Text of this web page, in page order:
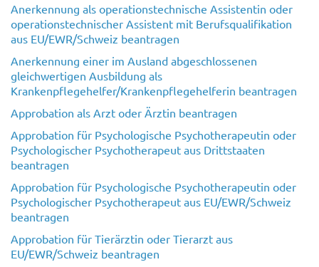
Anerkennung als operationstechnische Assistentin oder
operationstechnischer Assistent mit Berufsqualifikation
aus EU/EWR/Schweiz beantragen
Anerkennung einer im Ausland abgeschlossenen
gleichwertigen Ausbildung als
Krankenpflegehelfer/Krankenpflegehelferin beantragen
Approbation als Arzt oder Ärztin beantragen
Approbation für Psychologische Psychotherapeutin oder
Psychologischer Psychotherapeut aus Drittstaaten
beantragen
Approbation für Psychologische Psychotherapeutin oder
Psychologischer Psychotherapeut aus EU/EWR/Schweiz
beantragen
Approbation für Tierärztin oder Tierarzt aus
EU/EWR/Schweiz beantragen